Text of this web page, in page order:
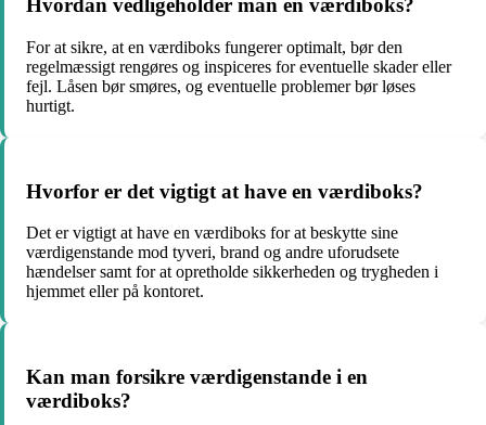
Hvordan vedligeholder man en værdiboks?
For at sikre, at en værdiboks fungerer optimalt, bør den
regelmæssigt rengøres og inspiceres for eventuelle skader eller
fejl. Låsen bør smøres, og eventuelle problemer bør løses
hurtigt.
Hvorfor er det vigtigt at have en værdiboks?
Det er vigtigt at have en værdiboks for at beskytte sine
værdigenstande mod tyveri, brand og andre uforudsete
hændelser samt for at opretholde sikkerheden og trygheden i
hjemmet eller på kontoret.
Kan man forsikre værdigenstande i en
værdiboks?